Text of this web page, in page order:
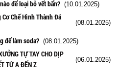
để loại bỏ vết bẩn? (10.01.2025)
Chế Hình Thành Đá
(08.01.2025)
để làm soda? (08.01.2025)
TỰ TAY CHO DỊP
TỪ A ĐẾN Z
(06.01.2025)